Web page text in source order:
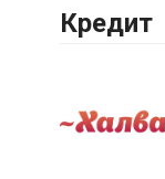
Кредит